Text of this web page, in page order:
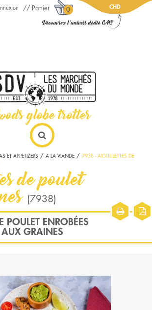
CHD
Panier 0
ET APPETIZERS A LA VIANDE
7938 - AIGUILLETTES DE
de poulet
(7938)
POULET ENROBÉES
GRAINES